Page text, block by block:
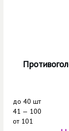
до 40 шт
41 — 100
от101